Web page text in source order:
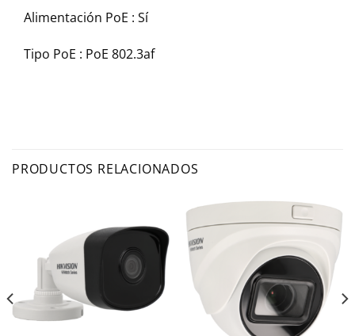
Alimentación PoE : Sí
Tipo PoE : PoE 802.3af
PRODUCTOS RELACIONADOS